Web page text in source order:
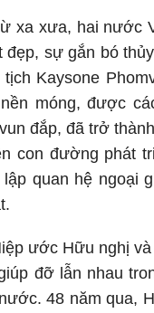
xa xưa, hai nước
đẹp, sự gắn bó
Kaysone
nền móng, được
đắp, đã trở
con đường phát
quan hệ ngoại
ước Hữu nghị
đỡ lẫn nhau
48 năm qua,